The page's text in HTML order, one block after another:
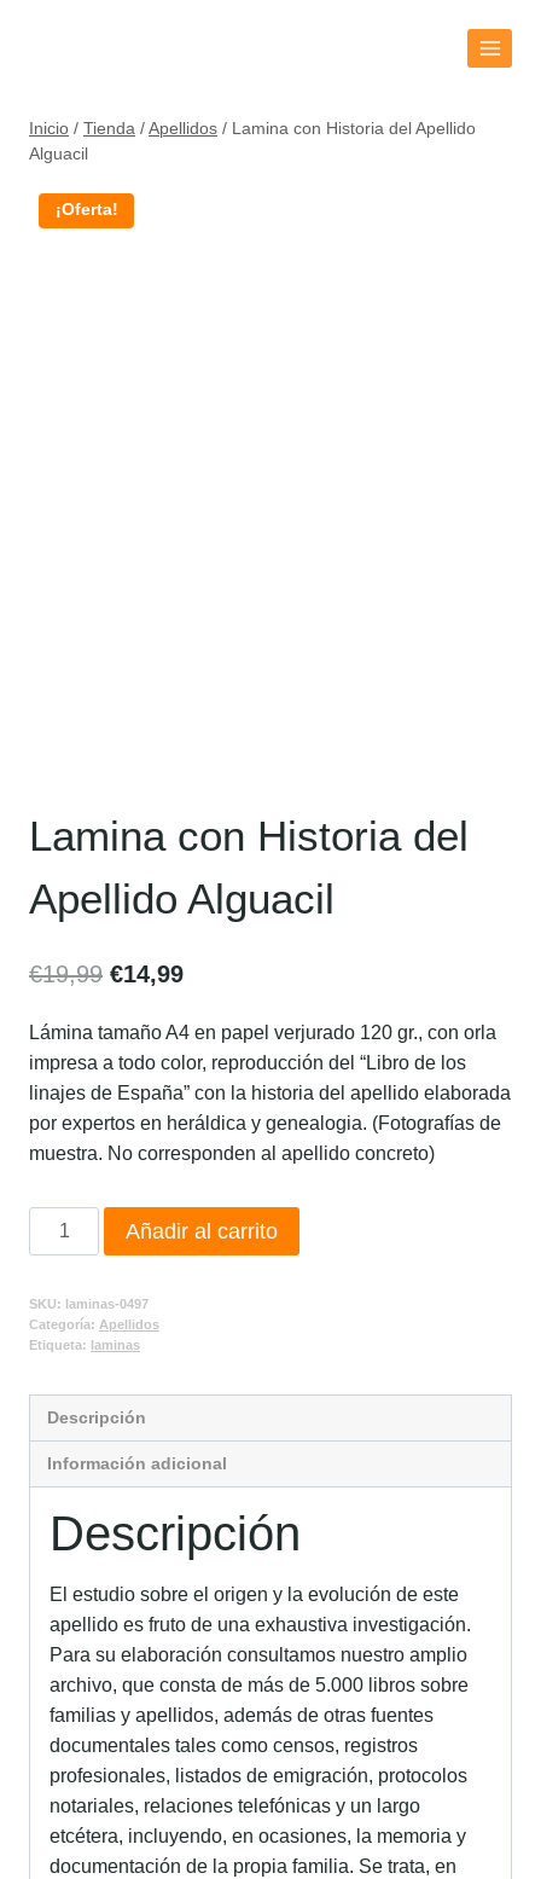
Inicio / Tienda / Apellidos / Lamina con Historia del Apellido
Alguacil
¡Oferta!
Lamina con Historia del
Apellido Alguacil
€19,99 €14,99
Lámina tamaño A4 en papel verjurado 120 gr., con orla
impresa a todo color, reproducción del “Libro de los
linajes de España” con la historia del apellido elaborada
por expertos en heráldica y genealogia. (Fotografías de
muestra. No corresponden al apellido concreto)
Añadir al carrito
SKU: laminas-0497
Categoría: Apellidos
Etiqueta: laminas
Descripción
Información adicional
Descripción
El estudio sobre el origen y la evolución de este
apellido es fruto de una exhaustiva investigación.
Para su elaboración consultamos nuestro amplio
archivo, que consta de más de 5.000 libros sobre
familias y apellidos, además de otras fuentes
documentales tales como censos, registros
profesionales, listados de emigración, protocolos
notariales, relaciones telefónicas y un largo
etcétera, incluyendo, en ocasiones, la memoria y
documentación de la propia familia. Se trata, en